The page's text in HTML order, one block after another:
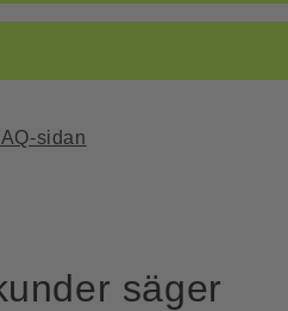
sidan
säger